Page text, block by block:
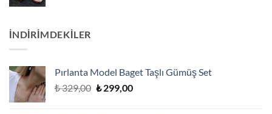
İNDİRİMDEKİLER
Pırlanta Model Baget Taşlı Gümüş Set
₺329,00 Orijinal
₺299,00Şu